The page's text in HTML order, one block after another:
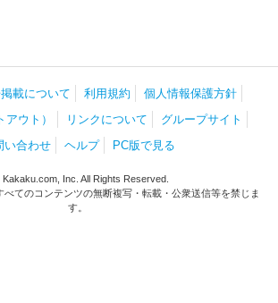
載について 利用規約
個人情報保護方針
ウト）
リンクについて
グループサイト
い合わせ
ヘルプ PC版で見る
Inc. All Rights Reserved.
てのコンテンツの無断複写・転載・公衆送信等を禁じま
す。